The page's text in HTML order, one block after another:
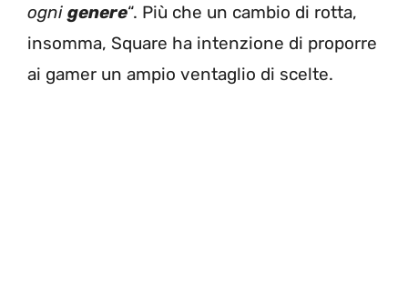
ogni genere“. Più che un cambio di rotta,
insomma, Square ha intenzione di proporre
ai gamer un ampio ventaglio di scelte.